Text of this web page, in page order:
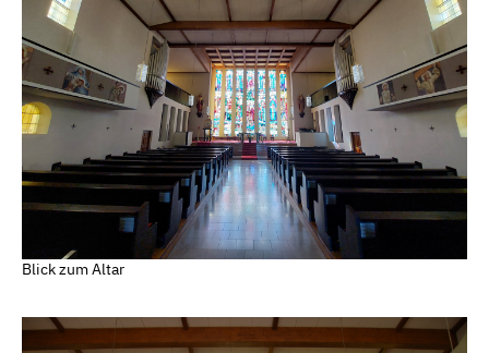
Blick zum Altar